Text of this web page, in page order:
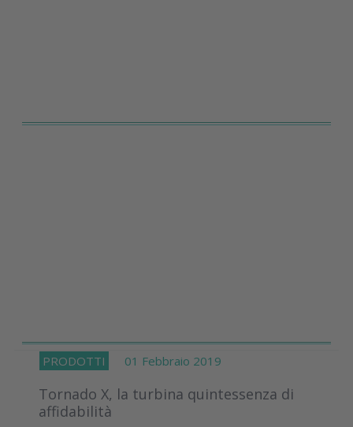
PRODOTTI 01 Febbraio 2019
Tornado X, la turbina quintessenza di
affidabilità